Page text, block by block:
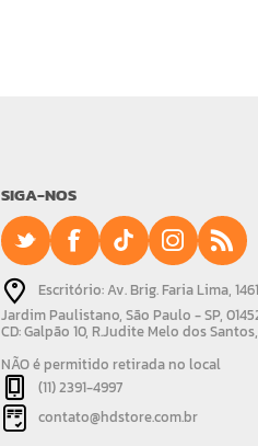
SIGA-NOS
Escritório: Av. Brig. Faria Lima,
Jardim Paulistano, São Paulo - SP,
CD: Galpão 10, R.Judite Melo dos
NÃO é permitido retirada no local
(11) 2391-4997
contato@hdstore.com.br